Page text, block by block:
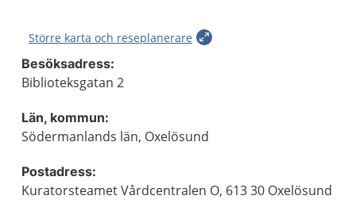
Större karta och reseplanerare
Besöksadress:
Biblioteksgatan 2
Län, kommun:
Södermanlands län, Oxelösund
Postadress:
Kuratorsteamet Vårdcentralen O, 613 30 Oxelösund